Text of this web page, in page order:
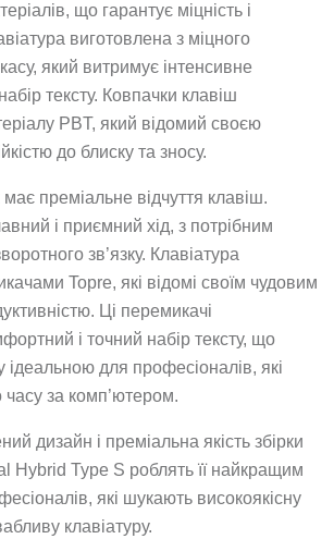
що гарантує міцність і
виготовлена з міцного
який витримує інтенсивне
тексту. Ковпачки клавіш
PBT, який відомий своєю
до блиску та зносу.
преміальне відчуття клавіш.
і приємний хід, з потрібним
зв’язку. Клавіатура
Topre, які відомі своїм чудовим
Ці перемикачі
і точний набір тексту, що
ідеальною для професіоналів, які
часу за комп’ютером.
дизайн і преміальна якість збірки
Hybrid Type S роблять її найкращим
які шукають високоякісну
клавіатуру.